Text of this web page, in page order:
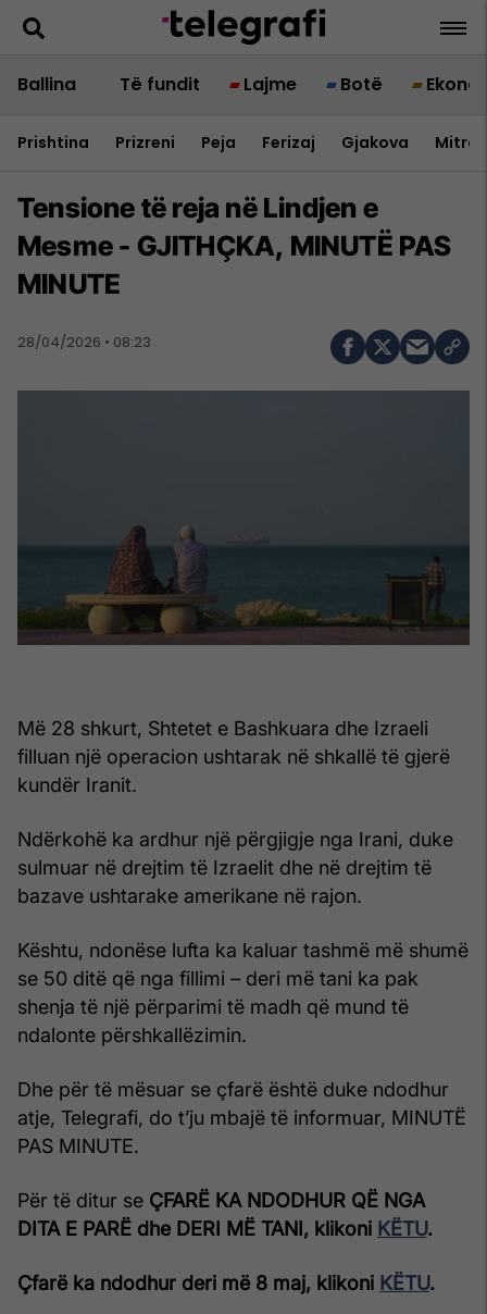
Ballina Të fundit Lajme Botë
Prishtina Prizreni Peja Ferizaj Gjakova
Tensione të reja në Lindjen e
Mesme - GJITHÇKA, MINUTË PAS
MINUTE
28/04/2026 • 08:23
Më 28 shkurt, Shtetet e Bashkuara dhe Izraeli
filluan një operacion ushtarak në shkallë të gjerë
kundër Iranit.
Ndërkohë ka ardhur një përgjigje nga Irani, duke
sulmuar në drejtim të Izraelit dhe në drejtim të
bazave ushtarake amerikane në rajon.
Kështu, ndonëse lufta ka kaluar tashmë më shumë
se 50 ditë që nga fillimi – deri më tani ka pak
shenja të një përparimi të madh që mund të
ndalonte përshkallëzimin.
Dhe për të mësuar se çfarë është duke ndodhur
atje, Telegrafi, do t’ju mbajë të informuar, MINUTË
PAS MINUTE.
Për të ditur se ÇFARË KA NDODHUR QË NGA
DITA E PARË dhe DERI MË TANI, klikoni KËTU.
Çfarë ka ndodhur deri më 8 maj, klikoni KËTU.